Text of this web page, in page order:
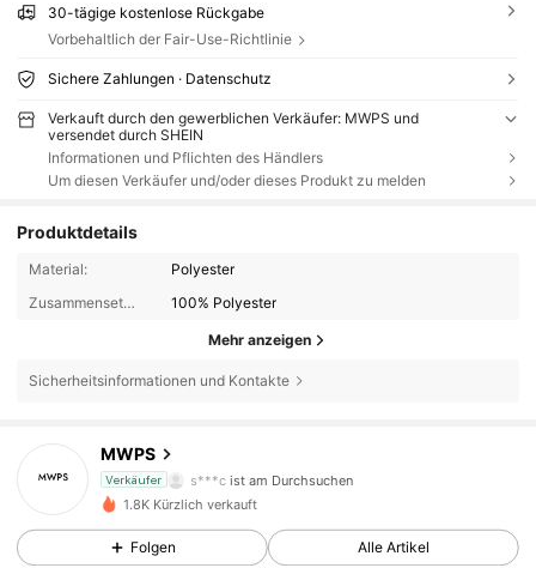
30-tägige kostenlose Rückgabe
Vorbehaltlich der Fair-Use-Richtlinie
Sichere Zahlungen · Datenschutz
Verkauft durch den gewerblichen Verkäufer: MWPS und
versendet durch SHEIN
Informationen und Pflichten des Händlers
Um diesen Verkäufer und/oder dieses Produkt zu melden
Produktdetails
Material:
Polyester
Zusammensetzung:
100% Polyester
Mehr anzeigen
Sicherheitsinformationen und Kontakte
MWPS
Verkäufer s***c ist am Durchsuchen
4,81
147 Follower
1.8K Kürzlich verkauft
Folgen Alle Artikel